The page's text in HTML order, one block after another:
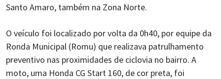
Santo Amaro, também na Zona Norte.
O veículo foi localizado por volta da 0h40, por equipe da
Ronda Municipal (Romu) que realizava patrulhamento
preventivo nas proximidades de ciclovia no bairro. A
moto, uma Honda CG Start 160, de cor preta, foi